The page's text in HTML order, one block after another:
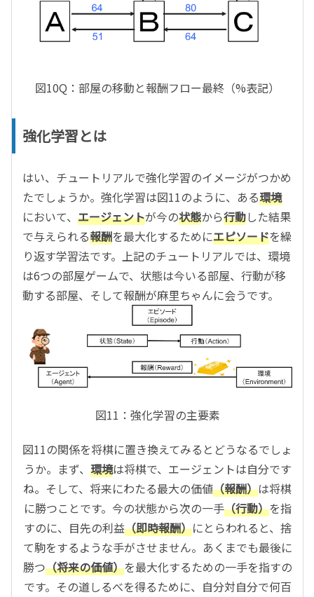
図10Q：部屋の移動と報酬フロー最終（%表記）
強化学習とは
はい、チュートリアルで強化学習のイメージがつかめ
たでしょうか。強化学習は図11のように、ある環境
において、 エージェントが今の状態から行動した結果
で与えられる報酬を最大化するためにエピソードを繰
り返す学習法です。上記のチュートリアルでは、環境
は6つの部屋ゲームで、状態は今いる部屋、行動が移
動する部屋、そして報酬が麻里ちゃんに会うです。
図11：強化学習の主要素
図11の関係を将棋に置き換えてみるとどうなるでしょ
うか。まず、 環境は将棋で、エージェントは自分です
ね。そして、将来にわたる最大の価値（報酬）は将棋
に勝つことです。今の状態から次の一手（行動）を指
すのに、目先の利益（即時報酬）にとらわれると、捨
て駒をするような手がさせません。あくまでも最後に
勝つ（将来の価値）を最大化するための一手を指すの
です。その道しるべを得るために、自分対自分で何百